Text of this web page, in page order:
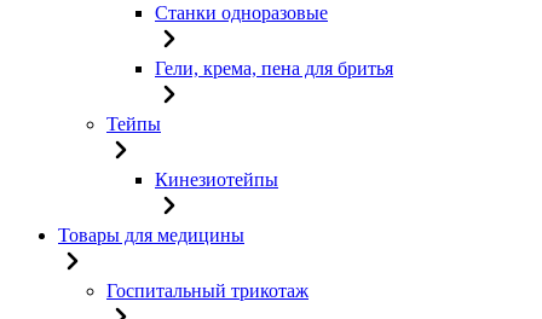
Станки одноразовые
Гели, крема, пена для бритья
Тейпы
Кинезиотейпы
Товары для медицины
Госпитальный трикотаж